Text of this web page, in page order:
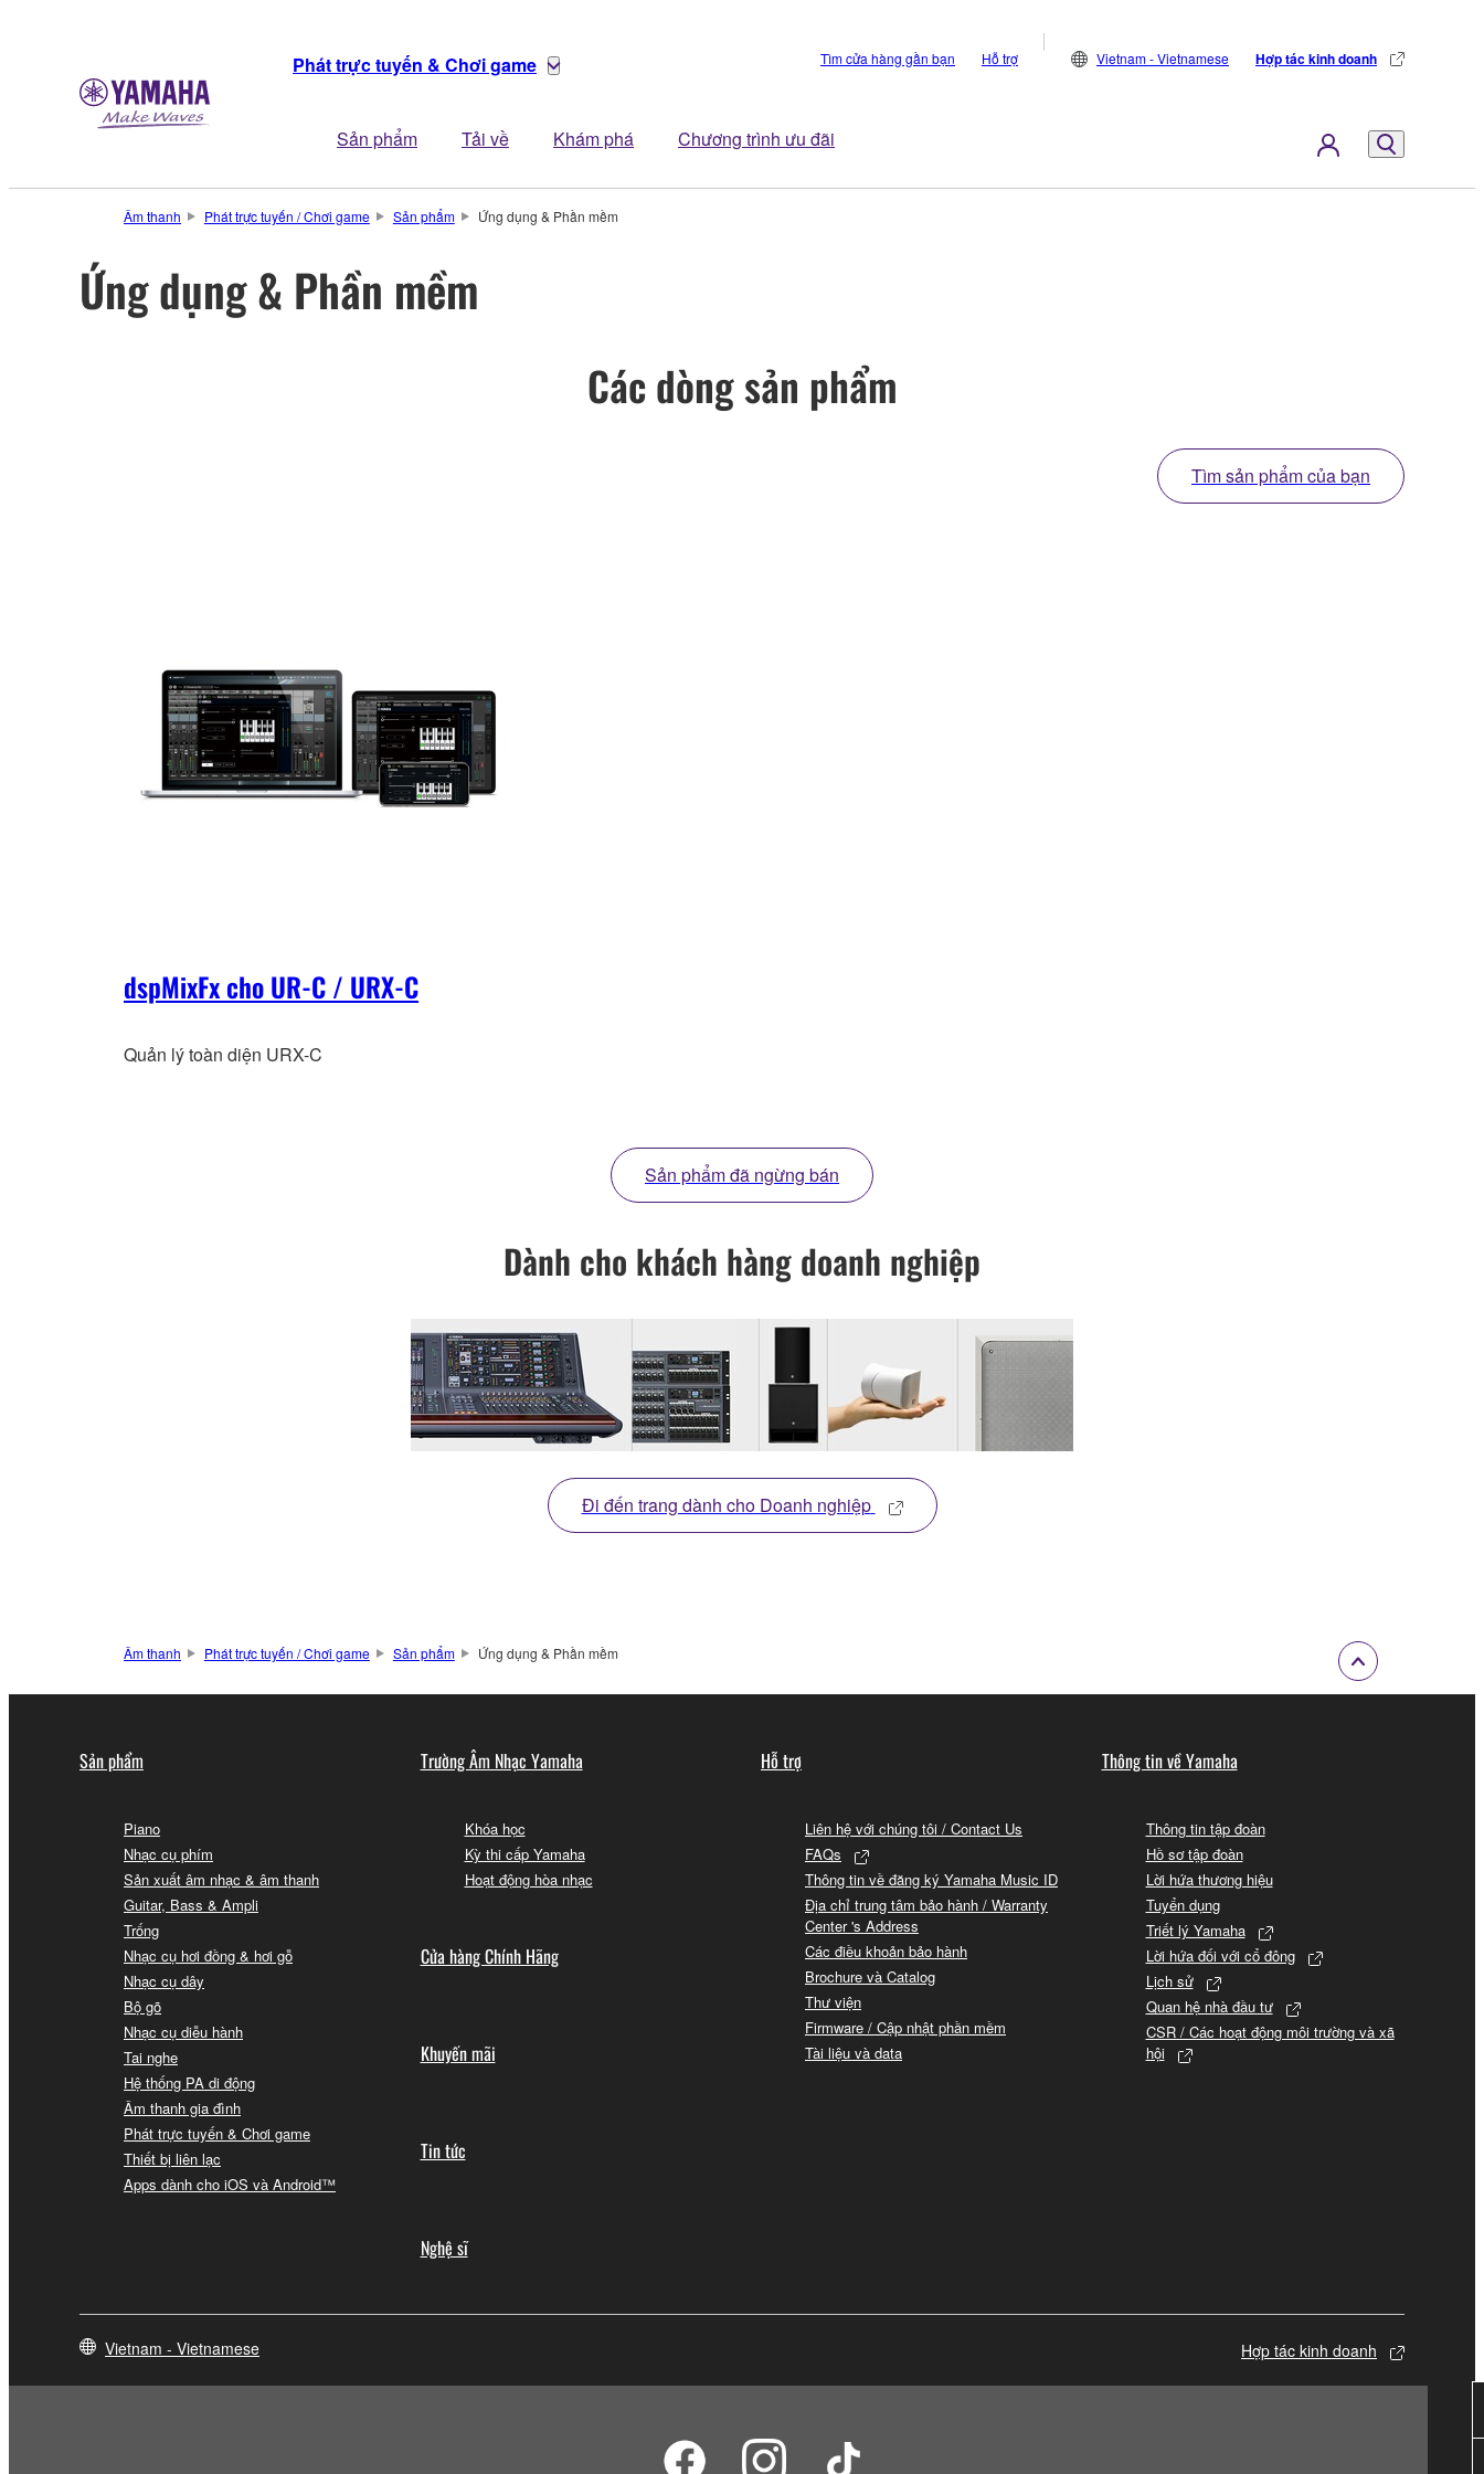
Phát trực tuyến & Chơi game
Sản phẩm Tải về Khám phá Chương trình ưu đãi
Tìm cửa hàng gần bạn Hỗ trợ Vietnam - Vietnamese Hợp tác kinh doanh
Âm thanh Phát trực tuyến / Chơi game Sản phẩm Ứng dụng & Phần mềm
Ứng dụng & Phần mềm
Các dòng sản phẩm
Tìm sản phẩm của bạn
dspMixFx cho UR-C / URX-C
Quản lý toàn diện URX-C
Sản phẩm đã ngừng bán
Dành cho khách hàng doanh nghiệp
Đi đến trang dành cho Doanh nghiệp
Âm thanh Phát trực tuyến / Chơi game Sản phẩm Ứng dụng & Phần mềm
Sản phẩm
Piano
Nhạc cụ phím
Sản xuất âm nhạc & âm thanh
Guitar, Bass & Ampli
Trống
Nhạc cụ hơi đồng & hơi gỗ
Nhạc cụ dây
Bộ gõ
Nhạc cụ diễu hành
Tai nghe
Hệ thống PA di động
Âm thanh gia đình
Phát trực tuyến & Chơi game
Thiết bị liên lạc
Apps dành cho iOS và Android™
Trường Âm Nhạc Yamaha
Khóa học
Kỳ thi cấp Yamaha
Hoạt động hòa nhạc
Cửa hàng Chính Hãng
Khuyến mãi
Tin tức
Nghệ sĩ
Hỗ trợ
Liên hệ với chúng tôi / Contact Us
FAQs
Thông tin về đăng ký Yamaha Music ID
Địa chỉ trung tâm bảo hành / Warranty
Center 's Address
Các điều khoản bảo hành
Brochure và Catalog
Thư viện
Firmware / Cập nhật phần mềm
Tài liệu và data
Thông tin về Yamaha
Thông tin tập đoàn
Hồ sơ tập đoàn
Lời hứa thương hiệu
Tuyển dụng
Triết lý Yamaha
Lời hứa đối với cổ đông
Lịch sử
Quan hệ nhà đầu tư
CSR / Các hoạt động môi trường và xã
hội
Vietnam - Vietnamese Hợp tác kinh doanh